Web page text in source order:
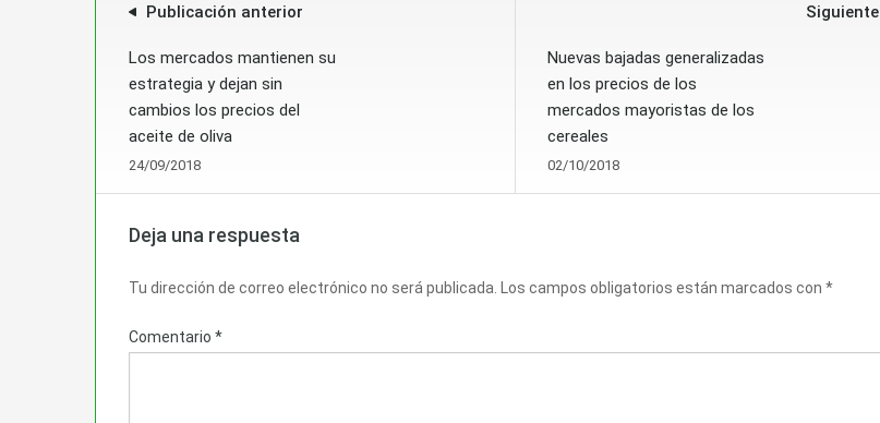
Publicación anterior
Los mercados mantienen su
estrategia y dejan sin
cambios los precios del
aceite de oliva
24/09/2018
Siguiente
Nuevas bajadas generalizadas
en los precios de los
mercados mayoristas de los
cereales
02/10/2018
Deja una respuesta
Tu dirección de correo electrónico no será publicada. Los campos obligatorios están marcados con *
Comentario *